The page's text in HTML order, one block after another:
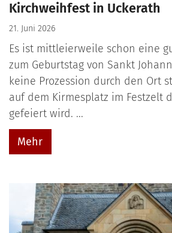
Kirchweihfest in Uckerath
21. Juni 2026
Es ist mittleierweile schon eine
zum Geburtstag von Sankt
keine Prozession durch den Ort
auf dem Kirmesplatz im Festzelt
gefeiert wird. ...
Mehr